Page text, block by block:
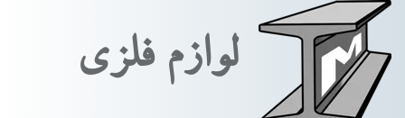
لوازم فلزی